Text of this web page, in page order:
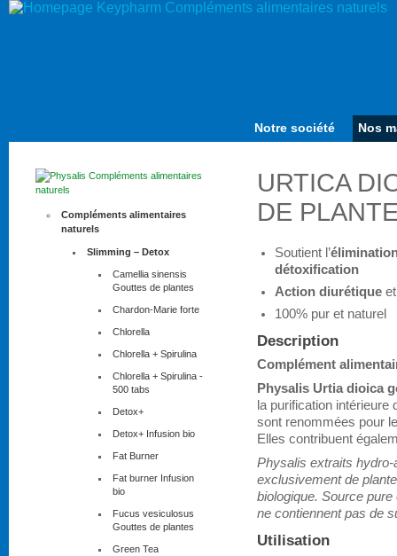
Notre société Nos
Compléments alimentaires
naturels
Slimming – Detox
Camellia sinensis
Gouttes de plantes
Chardon-Marie forte
Chlorella
Chlorella + Spirulina
Chlorella + Spirulina -
500 tabs
Detox+
Detox+ Infusion bio
Fat Burner
Fat burner Infusion
bio
Fucus vesiculosus
Gouttes de plantes
Green Tea
URTICA
DE
Soutient l’
détoxification
Action diurétique
100% pur et naturel
Description
Complément
Physalis Urtia dioica
la purification intérieure
sont renommées pour
Elles contribuent
Physalis extraits
exclusivement de
biologique. Source
ne contiennent pas de
Utilisation